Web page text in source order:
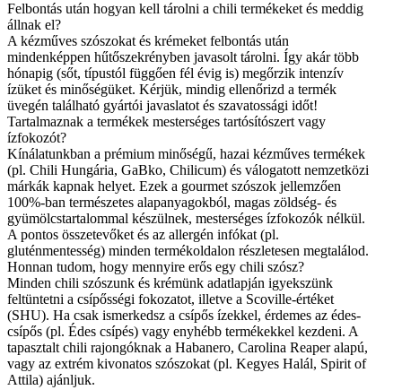
Felbontás után hogyan kell tárolni a chili termékeket és meddig
állnak el?
A kézműves szószokat és krémeket felbontás után
mindenképpen hűtőszekrényben javasolt tárolni. Így akár több
hónapig (sőt, típustól függően fél évig is) megőrzik intenzív
ízüket és minőségüket. Kérjük, mindig ellenőrizd a termék
üvegén található gyártói javaslatot és szavatossági időt!
Tartalmaznak a termékek mesterséges tartósítószert vagy
ízfokozót?
Kínálatunkban a prémium minőségű, hazai kézműves termékek
(pl. Chili Hungária, GaBko, Chilicum) és válogatott nemzetközi
márkák kapnak helyet. Ezek a gourmet szószok jellemzően
100%-ban természetes alapanyagokból, magas zöldség- és
gyümölcstartalommal készülnek, mesterséges ízfokozók nélkül.
A pontos összetevőket és az allergén infókat (pl.
gluténmentesség) minden termékoldalon részletesen megtalálod.
Honnan tudom, hogy mennyire erős egy chili szósz?
Minden chili szószunk és krémünk adatlapján igyekszünk
feltüntetni a csípősségi fokozatot, illetve a Scoville-értéket
(SHU). Ha csak ismerkedsz a csípős ízekkel, érdemes az édes-
csípős (pl. Édes csípés) vagy enyhébb termékekkel kezdeni. A
tapasztalt chili rajongóknak a Habanero, Carolina Reaper alapú,
vagy az extrém kivonatos szószokat (pl. Kegyes Halál, Spirit of
Attila) ajánljuk.